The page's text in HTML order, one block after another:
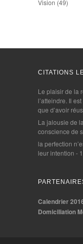
Vision (49)
CITATIONS
Le plaisir de la
l’atteindre. Il
que d’avoir
La jalousie de
conscience de
la perfection
leur intention -
Calendrier
Domiciliation